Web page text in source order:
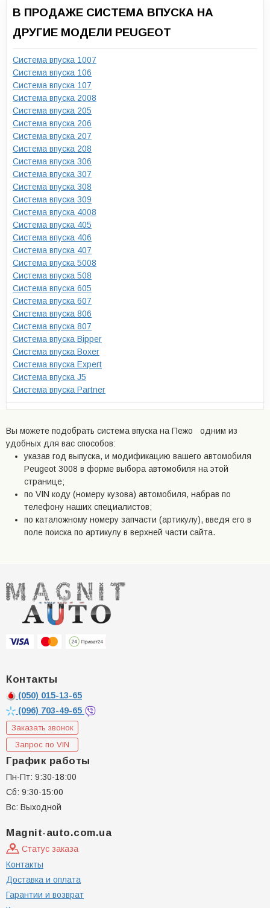
В ПРОДАЖЕ СИСТЕМА ВПУСКА НА
ДРУГИЕ МОДЕЛИ PEUGEOT
Система впуска 1007
Система впуска 106
Система впуска 107
Система впуска 2008
Система впуска 205
Система впуска 206
Система впуска 207
Система впуска 208
Система впуска 306
Система впуска 307
Система впуска 308
Система впуска 309
Система впуска 4008
Система впуска 405
Система впуска 406
Система впуска 407
Система впуска 5008
Система впуска 508
Система впуска 605
Система впуска 607
Система впуска 806
Система впуска 807
Система впуска Bipper
Система впуска Boxer
Система впуска Expert
Система впуска J5
Система впуска Partner
Вы можете подобрать система впуска на Пежо одним из
удобных для вас способов:
указав год выпуска, и модификацию вашего автомобиля
Peugeot 3008 в форме выбора автомобиля на этой
странице;
по VIN коду (номеру кузова) автомобиля, набрав по
телефону наших специалистов;
по каталожному номеру запчасти (артикулу), введя его в
поле поиска по артикулу в верхней части сайта.
Контакты
(050) 015-13-65
(096) 703-49-65
Заказать звонок
Запрос по VIN
График работы
Пн-Пт: 9:30-18:00
Сб: 9:30-15:00
Вс: Выходной
Magnit-auto.com.ua
Статус заказа
Контакты
Доставка и оплата
Гарантии и возврат